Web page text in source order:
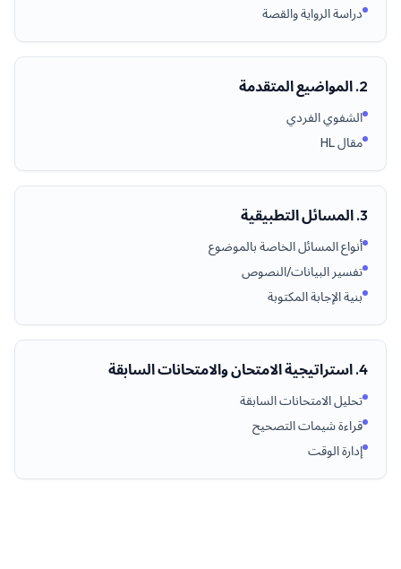
دراسة الرواية والقصة
2. المواضيع المتقدمة
الشفوي الفردي
مقال HL
3. المسائل التطبيقية
أنواع المسائل الخاصة بالموضوع
تفسير البيانات/النصوص
بنية الإجابة المكتوبة
4. استراتيجية الامتحان والامتحانات السابقة
تحليل الامتحانات السابقة
قراءة شيمات التصحيح
إدارة الوقت